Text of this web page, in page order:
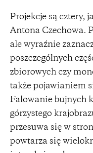
Projekcje są cztery,
Antona Czechowa.
ale wyraźnie
poszczególnych
zbiorowych czy
także pojawianiem
Falowanie bujnych
górzystego
przesuwa się w
powtarza się